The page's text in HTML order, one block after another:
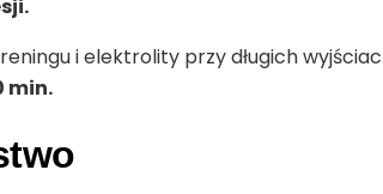
i elektrolity przy długich
min.